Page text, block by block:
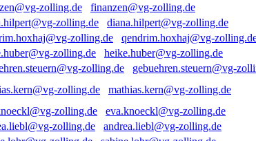
finanzen@vg-zolling.de
diana.hilpert@vg-zolling.de
qendrim.hoxhaj@vg-
heike.huber@vg-zolling.de
gebuehren.steuern@vg-
mathias.kern@vg-zolling.de
eva.knoeckl@vg-zolling.de
andrea.liebl@vg-zolling.de